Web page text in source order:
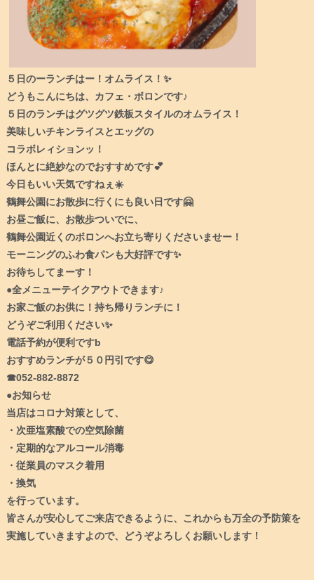
５日のーランチはー！オムライス！✨
どうもこんにちは、カフェ・ボロンです♪
５日のランチはグツグツ鉄板スタイルのオムライス！
美味しいチキンライスとエッグの
コラボレィションッ！
ほんとに絶妙なのでおすすめです💕
今日もいい天気ですねぇ☀️
鶴舞公園にお散歩に行くにも良い日です🤗
お昼ご飯に、お散歩ついでに、
鶴舞公園近くのボロンへお立ち寄りくださいませー！
モーニングのふわ食パンも大好評です✨
お待ちしてまーす！
●全メニューテイクアウトできます♪
お家ご飯のお供に！持ち帰りランチに！
どうぞご利用ください✨
電話予約が便利ですb
おすすめランチが５０円引です😋
☎︎052-882-8872
●お知らせ
当店はコロナ対策として、
・次亜塩素酸での空気除菌
・定期的なアルコール消毒
・従業員のマスク着用
・換気
を行っています。
皆さんが安心してご来店できるように、これからも万全の予防策を
実施していきますよので、どうぞよろしくお願いします！